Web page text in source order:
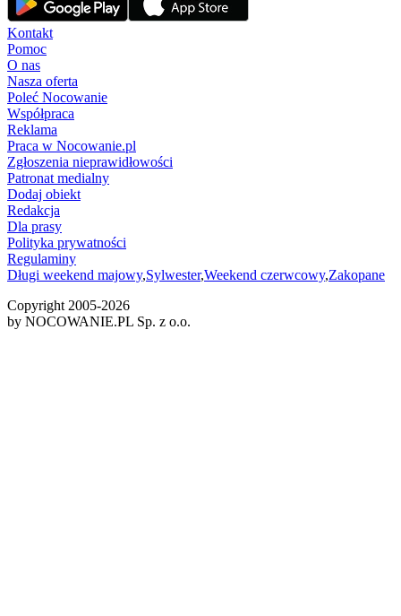
Kontakt
Pomoc
O nas
Nasza oferta
Poleć Nocowanie
Współpraca
Reklama
Praca w Nocowanie.pl
Zgłoszenia nieprawidłowości
Patronat medialny
Dodaj obiekt
Redakcja
Dla prasy
Polityka prywatności
Regulaminy
Długi weekend majowy,Sylwester,Weekend czerwcowy,Zakopane
Copyright 2005-2026
by NOCOWANIE.PL Sp. z o.o.